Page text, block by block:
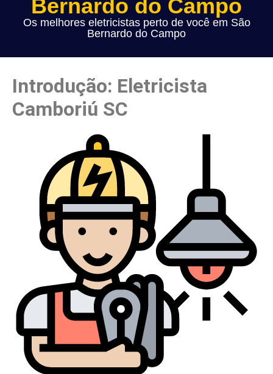
Bernardo do Campo
Os melhores eletricistas perto de você em São
Bernardo do Campo
Introdução: Eletricista
Camboriú SC